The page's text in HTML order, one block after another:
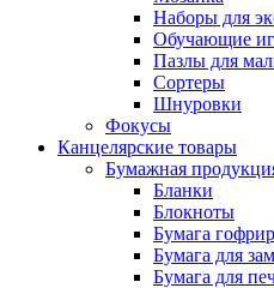
Наборы для
Обучающие
Пазлы для
Сортеры
Шнуровки
Фокусы
Канцелярские товары
Бумажная
Бланки
Блокноты
Бумага
Бумага для
Бумага для